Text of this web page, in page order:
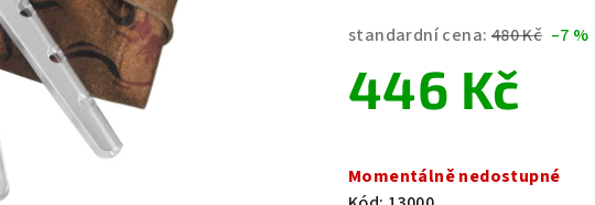
produktu
0,0
z
standardní cena: 480 Kč –7 %
446 Kč
cena:
Momentálně nedostupné